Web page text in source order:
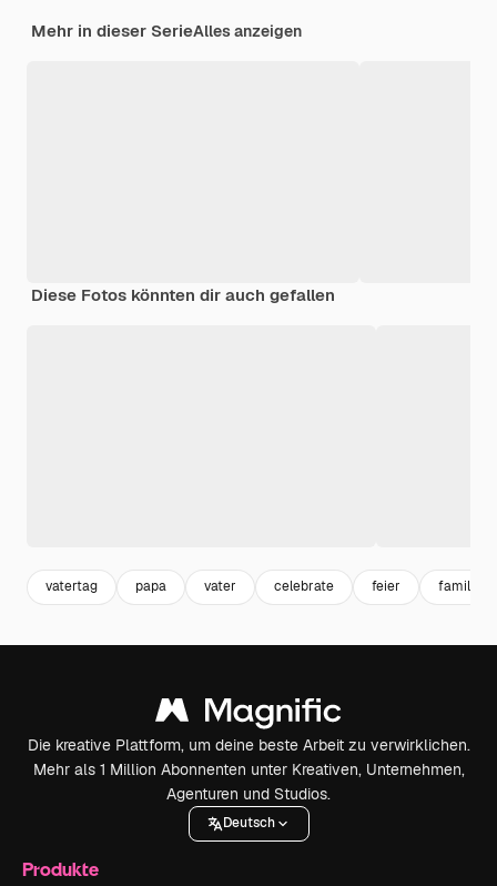
Mehr in dieser SerieAlles anzeigen
Diese Fotos könnten dir auch gefallen
vatertag papa vater celebrate feier familie
Die kreative Plattform, um deine beste Arbeit zu verwirklichen.
Mehr als 1 Million Abonnenten unter Kreativen, Unternehmen,
Agenturen und Studios.
Deutsch
Produkte